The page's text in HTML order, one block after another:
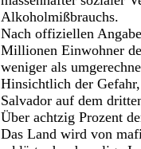
Alkoholmißbrauchs.
Nach offiziellen
Millionen Einwohner
weniger als
Hinsichtlich der
Salvador auf dem
Über achtzig Prozent
Das Land wird von